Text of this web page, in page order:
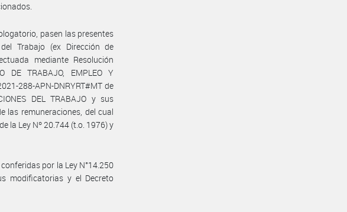
pasen las presentes
Trabajo (ex Dirección de
mediante Resolución
DE TRABAJO, EMPLEO Y
288-APN-DNRYRT#MT de
DEL TRABAJO y sus
las remuneraciones, del cual
la Ley Nº 20.744 (t.o. 1976) y
por la Ley N°14.250
modificatorias y el Decreto